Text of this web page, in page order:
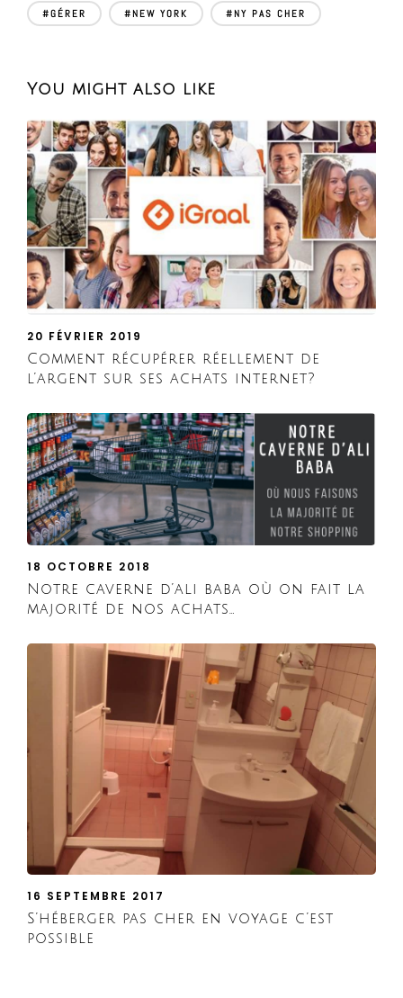
#GÉRER #NEW YORK #NY PAS CHER
You might also like
20 FÉVRIER 2019
Comment récupérer réellement de
l’argent sur ses achats internet?
18 OCTOBRE 2018
Notre caverne d’ali baba où on fait la
majorité de nos achats…
16 SEPTEMBRE 2017
S’héberger pas cher en voyage c’est
possible